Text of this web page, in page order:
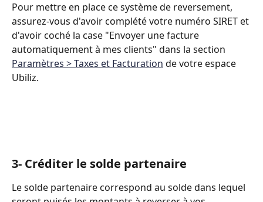
Pour mettre en place ce système de reversement,
assurez-vous d'avoir complété votre numéro SIRET et
d'avoir coché la case "Envoyer une facture
automatiquement à mes clients" dans la section
Paramètres > Taxes et Facturation de votre espace
Ubiliz.
3- Créditer le solde partenaire
Le solde partenaire correspond au solde dans lequel